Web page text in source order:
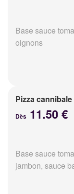
Base sauce
oignons
Pizza
Dès 11.50 €
Base sauce
jambon, sauce